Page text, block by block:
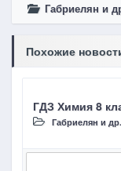
Габриелян и
Похожие
ГДЗ Химия 8
Габриелян и